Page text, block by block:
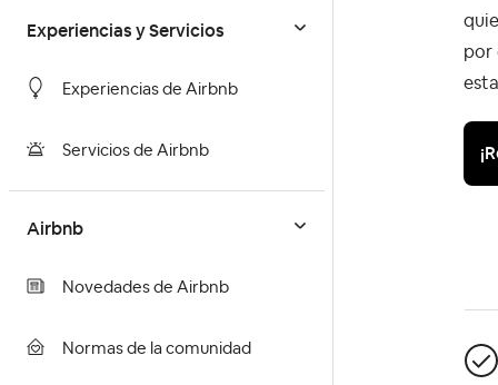
Experiencias y Servicios
Experiencias de Airbnb
Servicios de Airbnb
Airbnb
Novedades de Airbnb
Normas de la comunidad
por